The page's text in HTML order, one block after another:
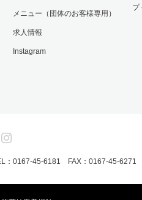
メニュー（団体のお客様専用）
求人情報
Instagram
プ
：0167-45-6181 FAX：0167-45-6271